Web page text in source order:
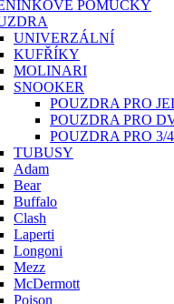
POMŮCKY
UNIVERZÁLNÍ
KUFŘÍKY
MOLINARI
SNOOKER
POUZDRA PRO
POUZDRA PRO
POUZDRA PRO 3/
TUBUSY
Adam
Bear
Buffalo
Clash
Laperti
Longoni
Mezz
McDermott
Poison